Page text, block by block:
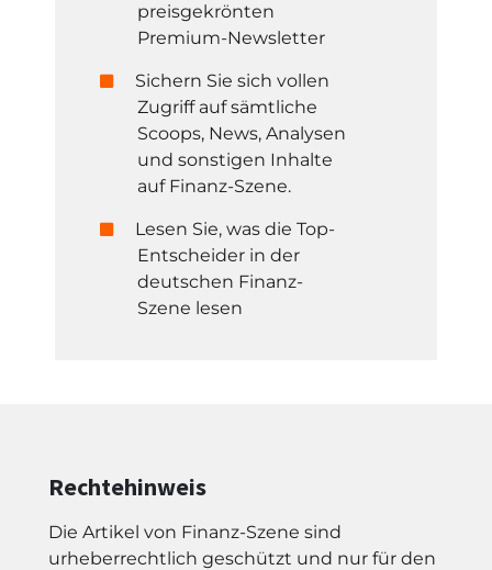
preisgekrönten
Premium-Newsletter
Sichern Sie sich vollen
Zugriff auf sämtliche
Scoops, News, Analysen
und sonstigen Inhalte
auf Finanz-Szene.
Lesen Sie, was die Top-
Entscheider in der
deutschen Finanz-
Szene lesen
Rechtehinweis
Die Artikel von Finanz-Szene sind
urheberrechtlich geschützt und nur für den